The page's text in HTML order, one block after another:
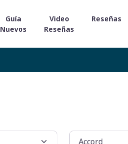
Guía
Nuevos
Video
Reseñas
Reseñas